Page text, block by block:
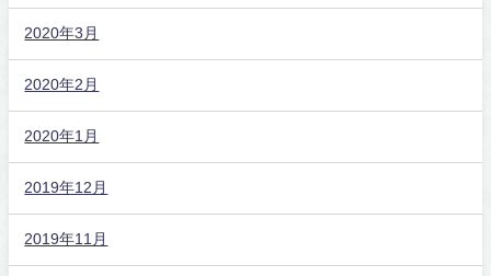
2020年3月
2020年2月
2020年1月
2019年12月
2019年11月